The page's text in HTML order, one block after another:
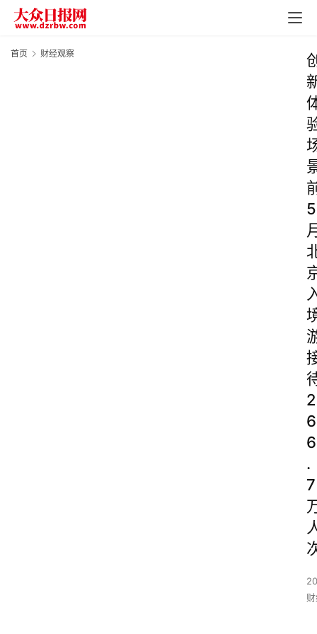
首页 财经观察
5
2
6
6
.
7